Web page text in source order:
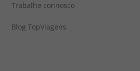
Trabalhe connosco
Blog TopViagens